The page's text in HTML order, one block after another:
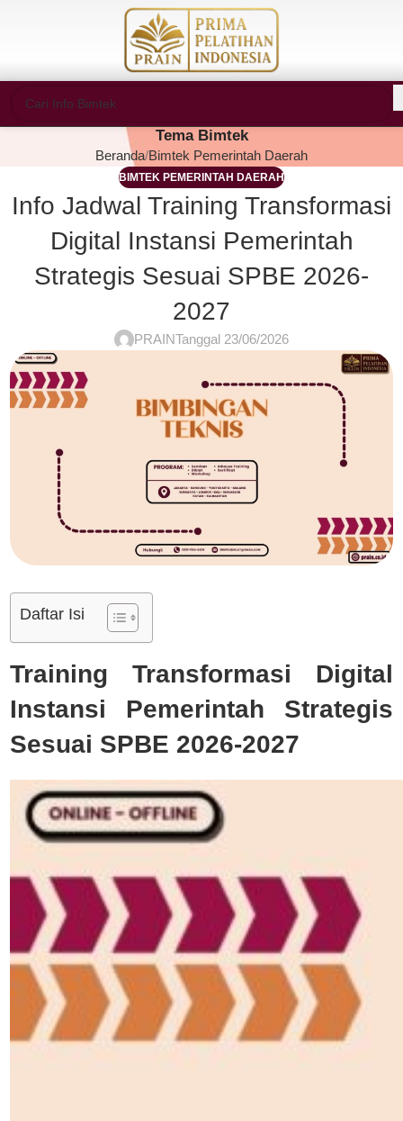
Tema Bimtek
Beranda Bimtek Pemerintah Daerah
BIMTEK PEMERINTAH DAERAH
Info Jadwal Training Transformasi
Digital Instansi Pemerintah
Strategis Sesuai SPBE 2026-
2027
PRAINTanggal 23/06/2026
Daftar Isi
Training Transformasi Digital
Instansi Pemerintah Strategis
Sesuai SPBE 2026-2027